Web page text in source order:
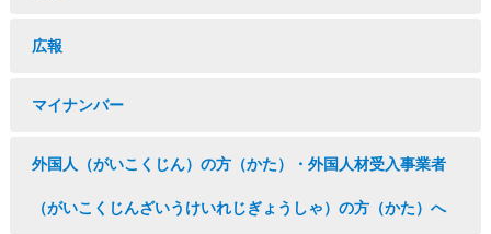
広報
マイナンバー
外国人（がいこくじん）の方（かた）・外国人材受入事業者
（がいこくじんざいうけいれじぎょうしゃ）の方（かた）へ